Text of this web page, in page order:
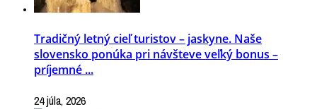
Tradičný letný cieľ turistov – jaskyne. Naše
slovensko ponúka pri návšteve veľký bonus –
príjemné ...
24 júla, 2026